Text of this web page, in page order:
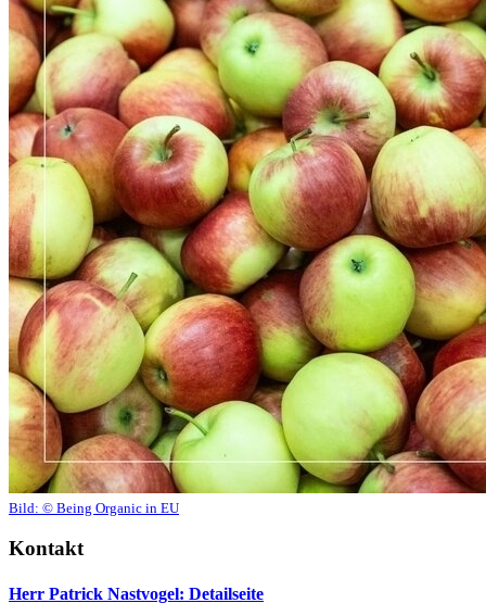
Bild: © Being Organic in EU
Kontakt
Herr Patrick Nastvogel: Detailseite